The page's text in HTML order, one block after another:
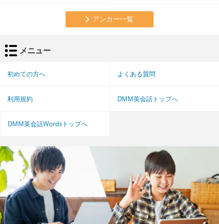
アンカー一覧
メニュー
初めての方へ よくある質問
利用規約 DMM英会話トップへ
DMM英会話Wordsトップへ